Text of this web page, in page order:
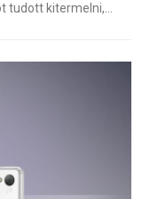
tudott kitermelni,…